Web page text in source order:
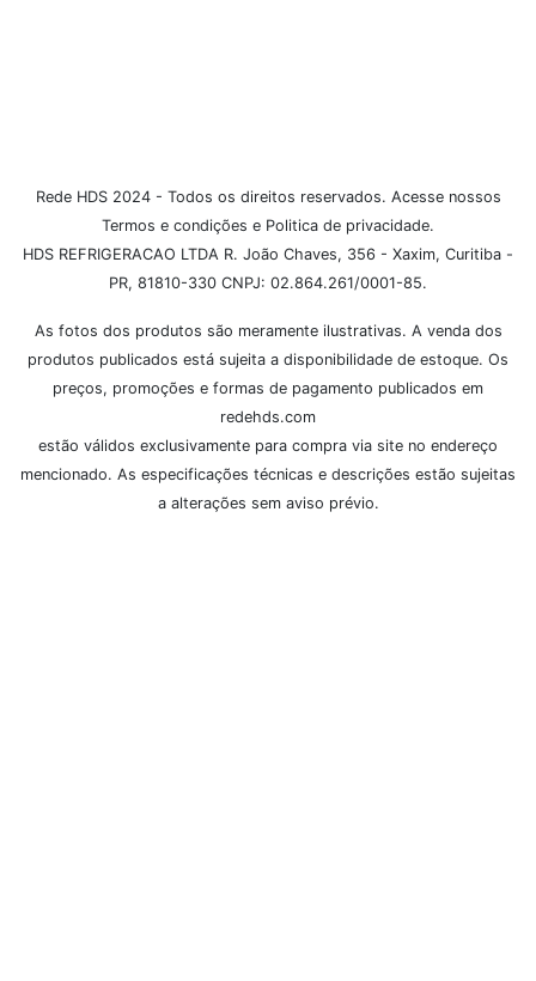
Rede HDS 2024 - Todos os direitos reservados. Acesse nossos
Termos e condições e Politica de privacidade.
HDS REFRIGERACAO LTDA R. João Chaves, 356 - Xaxim, Curitiba -
PR, 81810-330 CNPJ: 02.864.261/0001-85.
As fotos dos produtos são meramente ilustrativas. A venda dos
produtos publicados está sujeita a disponibilidade de estoque. Os
preços, promoções e formas de pagamento publicados em
redehds.com
estão válidos exclusivamente para compra via site no endereço
mencionado. As especificações técnicas e descrições estão sujeitas
a alterações sem aviso prévio.